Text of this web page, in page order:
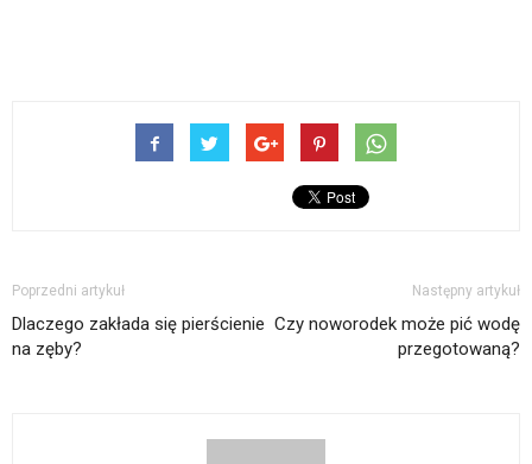
Poprzedni artykuł
Dlaczego zakłada się pierścienie
na zęby?
Następny artykuł
Czy noworodek może pić wodę
przegotowaną?